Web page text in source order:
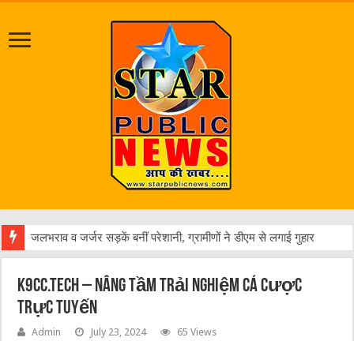
एक वारंटी को पुलिस ने किया
K9cc.tech – Nâng Tầm Trải Nghiệm Cá Cược
Trực Tuyến
Admin July 23, 2024 65 Views